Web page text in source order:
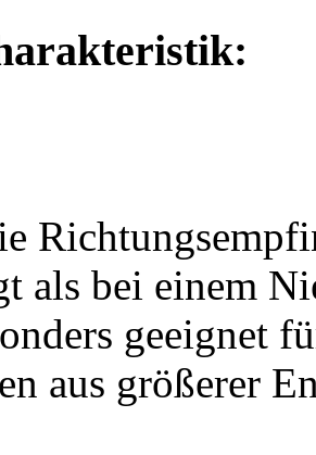
als bei einem
geeignet
aus größerer